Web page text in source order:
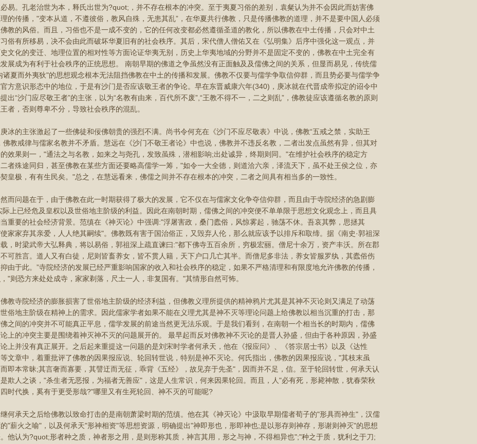
易。孔老治世为本，释氏出世为?quot;，并不存在根本的冲突。至于夷夏习俗的差别，袁粲认为并不会因此而妨害佛
的传播，"变本从道，不遵彼俗，教风自殊，无患其乱”，在华夏共行佛教，只是传播佛教的道理，并不是要中国人必须
教的风俗。而且，习俗也不是一成不变的，它的任何改变都必然遵循圣道的教化，所以佛教在中土传播，只会对中土
习俗有所移易，决不会由此而破坏华夏旧有的社会秩序。其后，宋代僧人僧佑又在《弘明集》后序中强化这一观点，并
史文化的变迁、地理位置的相对性等方面论证华夷无别，历史上华夷地域的分野并不是固定不变的，佛教在中土完全有
展成为有利于社会秩序的正统思想。 南朝早期的佛道之争虽然没有正面触及及儒佛之间的关系，但显而易见，传统儒
诸夏而外夷狄"的思想观念根本无法阻挡佛教在中土的传播和发展。佛教不仅要与儒学争取信仰群，而且势必要与儒学争
方意识形态中的地位，于是有沙门是否应该敬王者的争论。早在东晋威康六年(340)，庚冰就在代晋成帝拟定的诏令中
出“沙门应尽敬王者”的主张，以为“名教有由来，百代所不废”,“王教不得不一，二之则乱”，佛教徒应该遵循名教的原则
者，否则尊卑不分，导致社会秩序的混乱。
的主张激起了一些佛徒和佞佛朝贵的强烈不满。尚书令何充在《沙门不应尽敬表》中说，佛教“五戒之禁，实助王
佛教戒律与儒家名教并不矛盾。慧远在《沙门不敬王者论》中也说，佛教并不违反名教，二者出发点虽然有异，但其对
效果则一，"通法之与名教，如来之与尧孔，发致虽殊，潜相影响;出处诚异，终期则同。"在维护社会秩序的稳定方
者殊途同归，甚至佛教在某些方面还要略高儒学一筹，"如令一大全德，则道洽六亲，泽流天下，虽不处王侯之位，亦
皇极，有有生民矣。"总之，在慧远看来，佛儒之间并不存在根本的冲突，二者之间具有相当多的一致性。
问题在于，由于佛教在此一时期获得了极大的发展，它不仅在与儒家文化争夺信仰群，而且由于寺院经济的急剧膨
际上已经危及皇权以及世俗地主阶级的利益。因此在南朝时期，儒佛之间的冲突便不单单限于思想文化观念上，而且具
重要的社会经济背景。范缜在《神灭论》中强调:"浮屠害政，桑门蠹俗，风惊雾起，驰荡不休。吾哀其弊，思拯其
家家弃其亲爱，人人绝其嗣续"。佛教既有害于国治俗正，又毁弃人伦，那么就应该予以排斥和取缔。据《南史·郭祖深
，时梁武帝大弘释典，将以易俗，郭祖深上疏直谏曰:"都下佛寺五百余所，穷极宏丽。僧尼十余万，资产丰沃。所在郡
可胜言。道人又有白徒，尼则皆畜养女，皆不贯人籍，天下户口几亡其半。而僧尼多非法，养女皆服罗纨，其蠹俗伤
由于此。”寺院经济的发展已经严重影响国家的收入和社会秩序的稳定，如果不严格清理和有限度地允许佛教的传播，
"则恐方来处处成寺，家家剃落，尺土一人，非复国有。"其情形自然可怖。
寺院经济的膨胀损害了世俗地主阶级的经济利益，但佛教义理所提供的精神鸦片尤其是其神不灭论则又满足了动荡
俗地主阶级在精神上的需求。因此儒家学者如果不能在义理尤其是神不灭等理论问题上给佛教以相当沉重的打击，那
之间的冲突并不可能真正平息，儒学发展的前途当然更无法乐观。于是我们看到，在南朝一个相当长的时期内，儒佛
上的冲突主要是围绕着神灭神不灭的问题展开的。 最早起而反对佛教神不灭论的是晋人孙盛，但由于各种原因，孙盛
上并没有真正展开。之后起来重提这一问题的是刘宋时学者何承天，他在《报应问》、《答宗居士书》以及《达性
文章中，着重批评了佛教的因果报应说、轮回转世说，特别是神不灭论。何氏指出，佛教的因果报应说，"其枝末虽
即本常昧;其言奢而寡要，其譬迂而无征，乖背《五经》，故见弃于先圣"，因而并不足，信。至于轮回转世，何承天认
欺人之谈，"杀生者无恶报，为福者无善应"，这是人生常识，何来因果轮回。而且，人"必有死，形毙神散，犹春荣秋
时代换，奚有于更受形哉?"哪里又有生死轮回、神不灭的可能呢?
承天之后给佛教以致命打击的是南朝萧梁时期的范缜。他在其《神灭论》中汲取早期儒者荀子的"形具而神生"，汉儒
"薪火之喻"，以及何承天"形神相资"等思想资源，明确提出"神即形也，形即神也;是以形存则神存，形谢则神灭"的思想
他认为?quot;形者种之质，神者形之用，是则形称其质，神言其用，形之与神，不得相异也";"种之于质，犹利之于刀;